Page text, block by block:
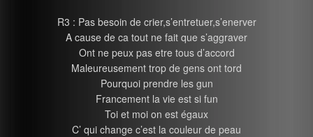
R3 : Pas besoin de crier,s’entretuer,s’enerver
A cause de ca tout ne fait que s’aggraver
Ont ne peux pas etre tous d’accord
Maleureusement trop de gens ont tord
Pourquoi prendre les gun
Francement la vie est si fun
Toi et moi on est égaux
C’ qui change c’est la couleur de peau